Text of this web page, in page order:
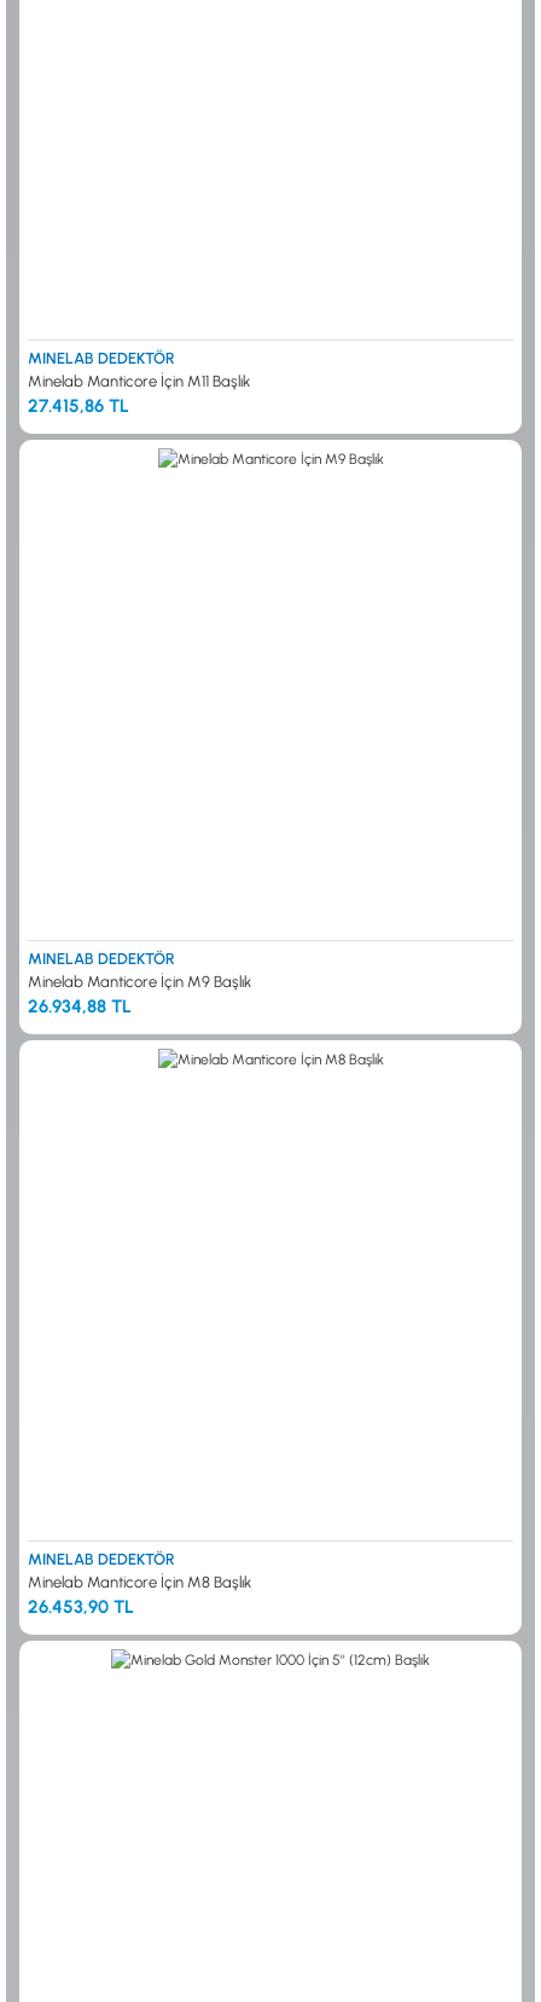
MINELAB DEDEKTÖR
Minelab Manticore İçin M11 Başlık
27.415,86 TL
MINELAB DEDEKTÖR
Minelab Manticore İçin M9 Başlık
26.934,88 TL
MINELAB DEDEKTÖR
Minelab Manticore İçin M8 Başlık
26.453,90 TL